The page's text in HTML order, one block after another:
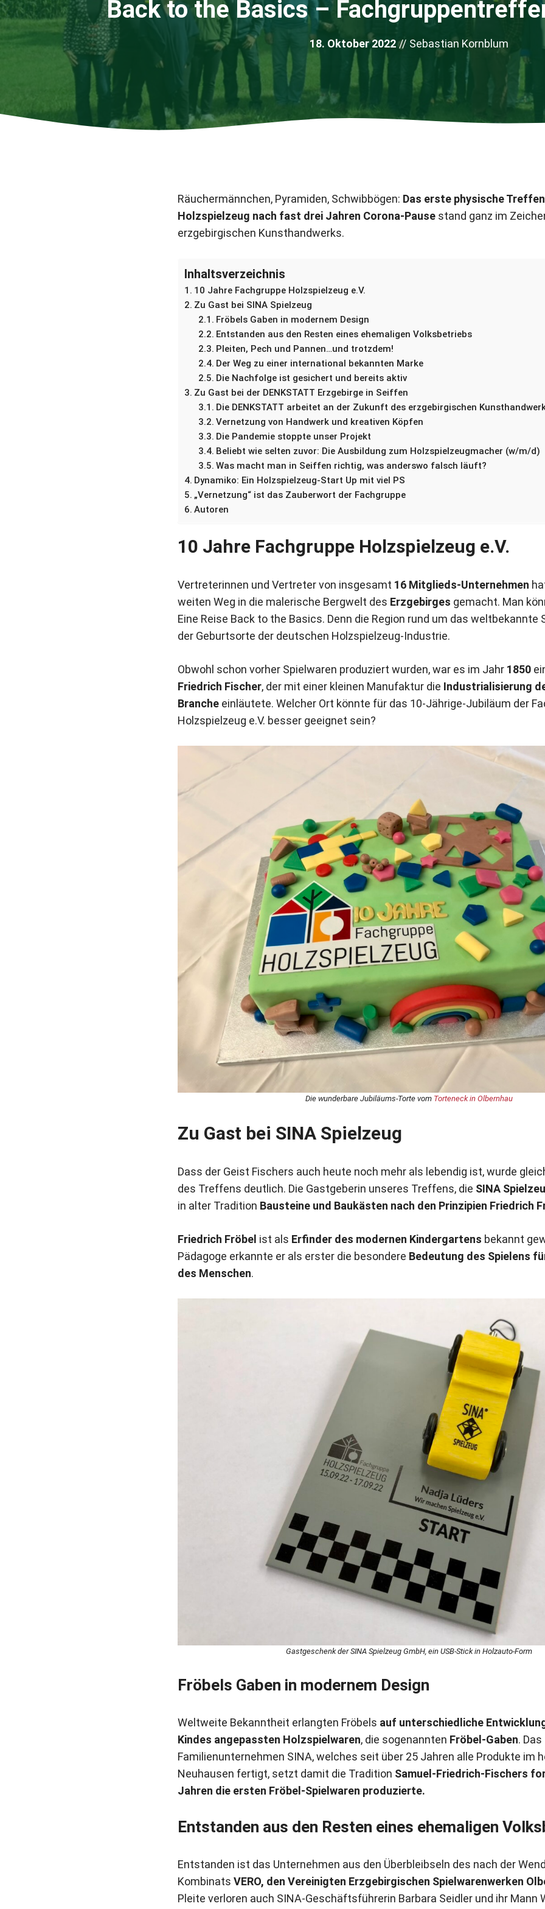
Back to the Basics –
18. Oktober 2022 // Sebastian Kornblum
Räuchermännchen, Pyramiden, Schwibbögen: Das erste physische
Holzspielzeug nach fast drei Jahren Corona-Pause stand ganz im
erzgebirgischen Kunsthandwerks.
Inhaltsverzeichnis
10 Jahre Fachgruppe Holzspielzeug e.V.
Zu Gast bei SINA Spielzeug
Fröbels Gaben in modernem Design
Entstanden aus den Resten eines ehemaligen Volksbetriebs
Pleiten, Pech und Pannen…und trotzdem!
Der Weg zu einer international bekannten Marke
Die Nachfolge ist gesichert und bereits aktiv
Zu Gast bei der DENKSTATT Erzgebirge in Seiffen
Die DENKSTATT arbeitet an der Zukunft des erzgebirgischen
Vernetzung von Handwerk und kreativen Köpfen
Die Pandemie stoppte unser Projekt
Beliebt wie selten zuvor: Die Ausbildung zum Holzspielzeugmacher (w/m/d)
Was macht man in Seiffen richtig, was anderswo falsch läuft?
Dynamiko: Ein Holzspielzeug-Start Up mit viel PS
„Vernetzung“ ist das Zauberwort der Fachgruppe
Autoren
10 Jahre Fachgruppe Holzspielzeug e.V.
Vertreterinnen und Vertreter von insgesamt 16 Mitglieds-Unternehmen
weiten Weg in die malerische Bergwelt des Erzgebirges gemacht. Man
Eine Reise Back to the Basics. Denn die Region rund um das weltbekannte
der Geburtsorte der deutschen Holzspielzeug-Industrie.
Obwohl schon vorher Spielwaren produziert wurden, war es im Jahr 1850
Friedrich Fischer, der mit einer kleinen Manufaktur die Industrialisierung
Branche einläutete. Welcher Ort könnte für das 10-Jährige-Jubiläum der
Holzspielzeug e.V. besser geeignet sein?
Die wunderbare Jubiläums-Torte vom Torteneck in Olbernhau
Zu Gast bei SINA Spielzeug
Dass der Geist Fischers auch heute noch mehr als lebendig ist, wurde
des Treffens deutlich. Die Gastgeberin unseres Treffens, die SINA
in alter Tradition Bausteine und Baukästen nach den Prinzipien Friedrich
Friedrich Fröbel ist als Erfinder des modernen Kindergartens bekannt
Pädagoge erkannte er als erster die besondere Bedeutung des Spielens
des Menschen.
Gastgeschenk der SINA Spielzeug GmbH, ein USB-Stick in Holzauto-Form
Fröbels Gaben in modernem Design
Weltweite Bekanntheit erlangten Fröbels auf unterschiedliche
Kindes angepassten Holzspielwaren, die sogenannten Fröbel-Gaben. Das
Familienunternehmen SINA, welches seit über 25 Jahren alle Produkte im
Neuhausen fertigt, setzt damit die Tradition Samuel-Friedrich-Fischers
Jahren die ersten Fröbel-Spielwaren produzierte.
Entstanden aus den Resten eines ehemaligen
Entstanden ist das Unternehmen aus den Überbleibseln des nach der
Kombinats VERO, den Vereinigten Erzgebirgischen Spielwarenwerken
Pleite verloren auch SINA-Geschäftsführerin Barbara Seidler und ihr Mann